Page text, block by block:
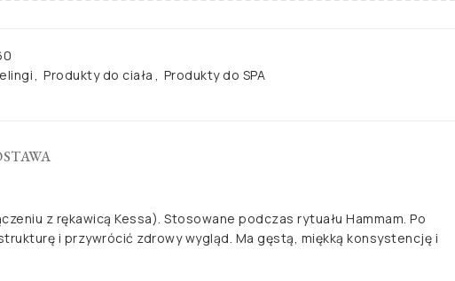
Produkty do ciała Produkty do SPA
z rękawicą Kessa). Stosowane podczas rytuału Hammam. Po
i przywrócić zdrowy wygląd. Ma gęstą, miękką konsystencję i